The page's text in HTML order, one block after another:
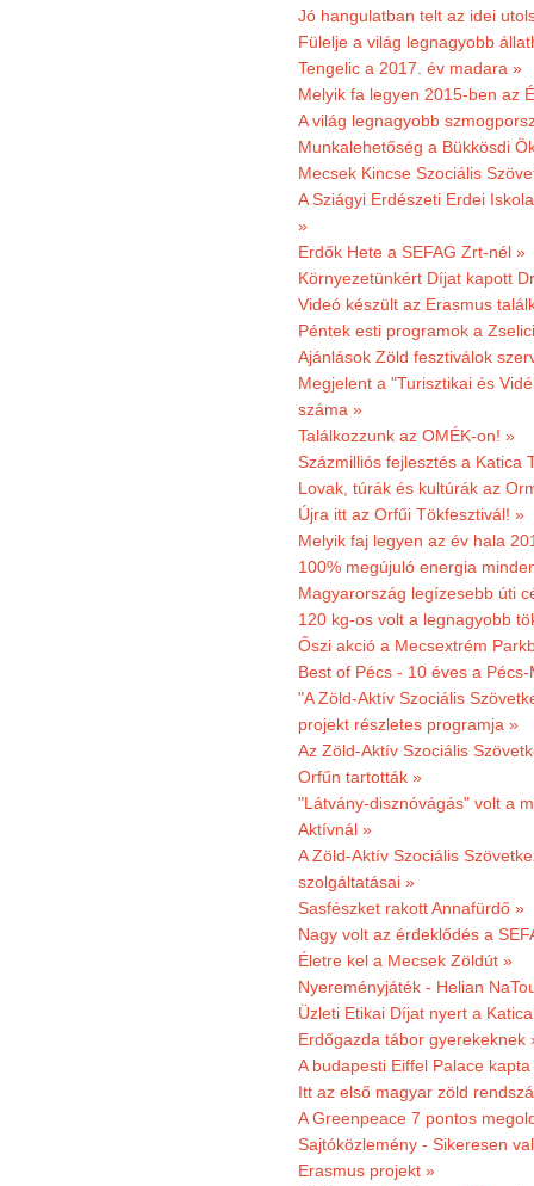
Jó hangulatban telt az idei
Fülelje a világ legnagyobb
Tengelic a 2017. év madara »
Melyik fa legyen 2015-ben az
A világ legnagyobb
Munkalehetőség a Bükkösdi
Mecsek Kincse Szociális
A Sziágyi Erdészeti Erdei
»
Erdők Hete a SEFAG Zrt-nél »
Környezetünkért Díjat kapott
Videó készült az Erasmus
Péntek esti programok a
Ajánlások Zöld fesztiválok
Megjelent a "Turisztikai és
száma »
Találkozzunk az OMÉK-on! »
Százmilliós fejlesztés a Katica
Lovak, túrák és kultúrák az
Újra itt az Orfűi Tökfesztivál! »
Melyik faj legyen az év hala
100% megújuló energia
Magyarország legízesebb úti
120 kg-os volt a legnagyobb
Őszi akció a Mecsextrém
Best of Pécs - 10 éves a
"A Zöld-Aktív Szociális
projekt részletes programja »
Az Zöld-Aktív Szociális
Orfűn tartották »
"Látvány-disznóvágás" volt a
Aktívnál »
A Zöld-Aktív Szociális
szolgáltatásai »
Sasfészket rakott Annafürdő »
Nagy volt az érdeklődés a
Életre kel a Mecsek Zöldút »
Nyereményjáték - Helian
Üzleti Etikai Díjat nyert a
Erdőgazda tábor gyerekeknek
A budapesti Eiffel Palace
Itt az első magyar zöld
A Greenpeace 7 pontos
Sajtóközlemény - Sikeresen
Erasmus projekt »